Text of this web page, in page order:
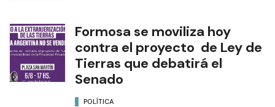
Formosa se moviliza hoy
contra el proyecto de Ley de
Tierras que debatirá el
Senado
POLÍTICA